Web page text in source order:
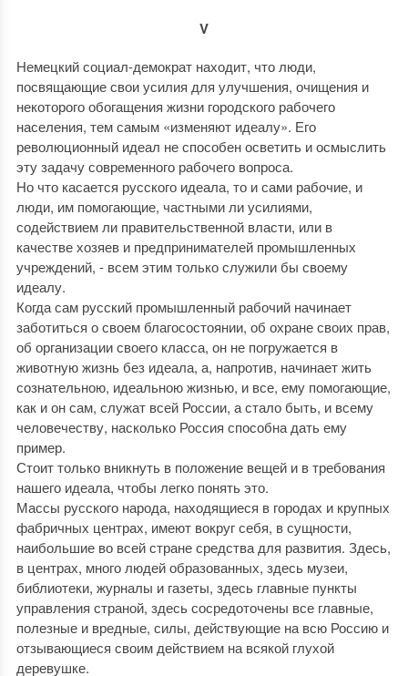
V
Немецкий социал-демократ находит, что люди,
посвящающие свои усилия для улучшения, очищения и
некоторого обогащения жизни городского рабочего
населения, тем самым «изменяют идеалу». Его
революционный идеал не способен осветить и осмыслить
эту задачу современного рабочего вопроса.
Но что касается русского идеала, то и сами рабочие, и
люди, им помогающие, частными ли усилиями,
содействием ли правительственной власти, или в
качестве хозяев и предпринимателей промышленных
учреждений, - всем этим только служили бы своему
идеалу.
Когда сам русский промышленный рабочий начинает
заботиться о своем благосостоянии, об охране своих прав,
об организации своего класса, он не погружается в
животную жизнь без идеала, а, напротив, начинает жить
сознательною, идеальною жизнью, и все, ему помогающие,
как и он сам, служат всей России, а стало быть, и всему
человечеству, насколько Россия способна дать ему
пример.
Стоит только вникнуть в положение вещей и в требования
нашего идеала, чтобы легко понять это.
Массы русского народа, находящиеся в городах и крупных
фабричных центрах, имеют вокруг себя, в сущности,
наибольшие во всей стране средства для развития. Здесь,
в центрах, много людей образованных, здесь музеи,
библиотеки, журналы и газеты, здесь главные пункты
управления страной, здесь сосредоточены все главные,
полезные и вредные, силы, действующие на всю Россию и
отзывающиеся своим действием на всякой глухой
деревушке.